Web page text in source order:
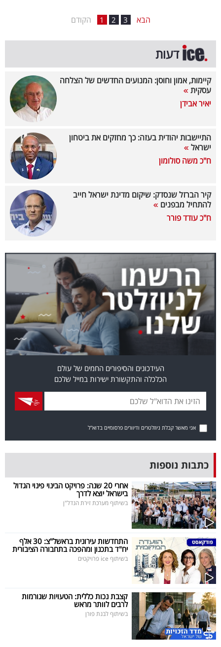
המילון
הכלכלי
פודקאסט
40
ניוזלטרים
מייל
אדום
אחרינו:
הקודם 1 2 3 הבא
דעות
קיימות, אמון וחוסן: המנועים החדשים של הצלחה
עסקית
יאיר אבידן
התיישבות יהודית בעזה: כך מחזקים את ביטחון
ישראל
ח"כ משה סולומון
קיר הברזל שנסדק: שיקום מדינת ישראל חייב
להתחיל מבפנים
ח"כ עודד פורר
העידכונים והסיפורים החמים של עולם
הכלכלה והתקשורת ישירות במייל שלכם
אני מאשר קבלת ניוזלטרים ודיוורים פרסומיים בדוא"ל
כתבות נוספות
אחרי 20 שנה: פרויקט הבינוי פינוי הגדול
בישראל יוצא לדרך
בשיתוף מערכת זירת הנדל"ן
התחדשות עירונית בראשל"צ: 30 אלף
יח"ד בתכנון ומהפכה בתחבורה הציבורית
בשיתוף ice פרויקטים
קצבת נכות כללית: הטעויות שגורמות
לרבים לוותר מראש
בשיתוף לבנת פורן